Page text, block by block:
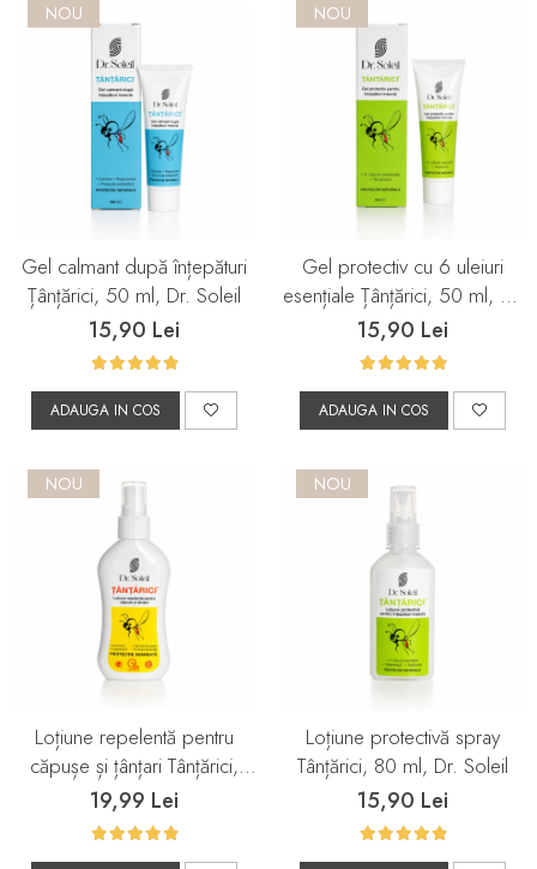
NOU
Gel calmant după înțepături
Țânțărici, 50 ml, Dr. Soleil
15,90 Lei
ADAUGA IN COS
NOU
Gel protectiv cu 6 uleiuri
esențiale Țânțărici, 50 ml, Dr.
Soleil
15,90 Lei
ADAUGA IN COS
NOU
Loțiune repelentă pentru
căpușe și țânțari Tânțărici,
100 ml, Dr. Soleil
19,99 Lei
NOU
Loțiune protectivă spray
Tânțărici, 80 ml, Dr. Soleil
15,90 Lei